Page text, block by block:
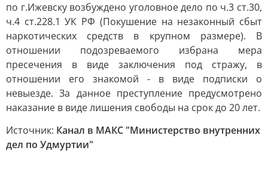
по г.Ижевску возбуждено уголовное дело по ч.3 ст.30,
ч.4 ст.228.1 УК РФ (Покушение на незаконный сбыт
наркотических средств в крупном размере). В
отношении подозреваемого избрана мера
пресечения в виде заключения под стражу, в
отношении его знакомой - в виде подписки о
невыезде. За данное преступление предусмотрено
наказание в виде лишения свободы на срок до 20 лет.
Источник: Канал в МАКС "Министерство внутренних
дел по Удмуртии"